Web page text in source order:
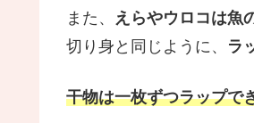
また、
えらやウロコは魚
切り身と同じように、 ラ
干物は一枚ずつラップで